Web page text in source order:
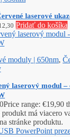
laserové
Pridať do košíka
moduly | 650nm,
laserový modul
Price range: €19,90
produkt má viacero
stránke produktu.